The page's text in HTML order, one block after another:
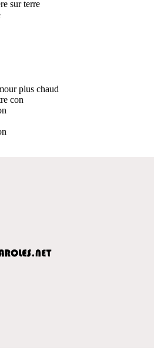
sur terre
plus chaud
con